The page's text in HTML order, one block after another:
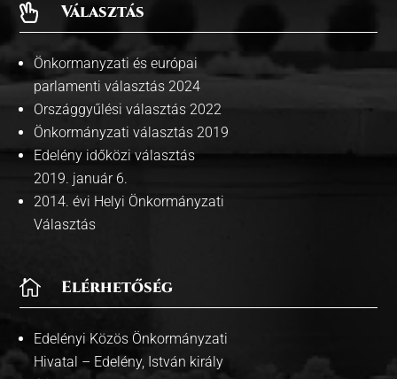
 Választás
Önkormanyzati és európai
parlamenti választás 2024
Országgyűlési választás 2022
Önkormányzati választás 2019
Edelény időközi választás
2019. január 6.
2014. évi Helyi Önkormányzati
Választás
 Elérhetőség
Edelényi Közös Önkormányzati
Hivatal – Edelény, István király